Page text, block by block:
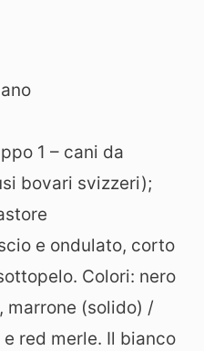
1 – cani da
bovari svizzeri);
e ondulato, corto
Colori: nero
marrone (solido) /
red merle. Il bianco